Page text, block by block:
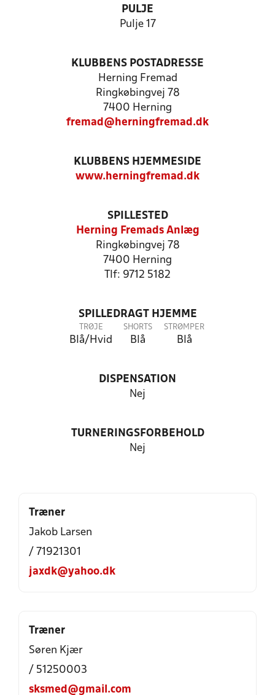
PULJE
Pulje 17
KLUBBENS POSTADRESSE
Herning Fremad
Ringkøbingvej 78
7400 Herning
fremad@herningfremad.dk
KLUBBENS HJEMMESIDE
www.herningfremad.dk
SPILLESTED
Herning Fremads Anlæg
Ringkøbingvej 78
7400 Herning
Tlf: 9712 5182
SPILLEDRAGT HJEMME
TRØJE
Blå/Hvid
SHORTS
Blå
STRØMPER
Blå
DISPENSATION
Nej
TURNERINGSFORBEHOLD
Nej
Træner
Jakob Larsen
/ 71921301
jaxdk@yahoo.dk
Træner
Søren Kjær
/ 51250003
sksmed@gmail.com